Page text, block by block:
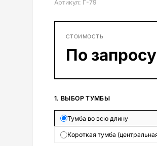
Металлические ограды
ВЕСЬ КАТАЛОГ
Артикул: Г-79
СТОИМОСТЬ
По запросу
1. ВЫБОР ТУМБЫ
Тумба во всю длину
Короткая тумба